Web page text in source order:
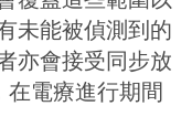
未能被偵測到的
亦會接受同步放
在電療進行期間